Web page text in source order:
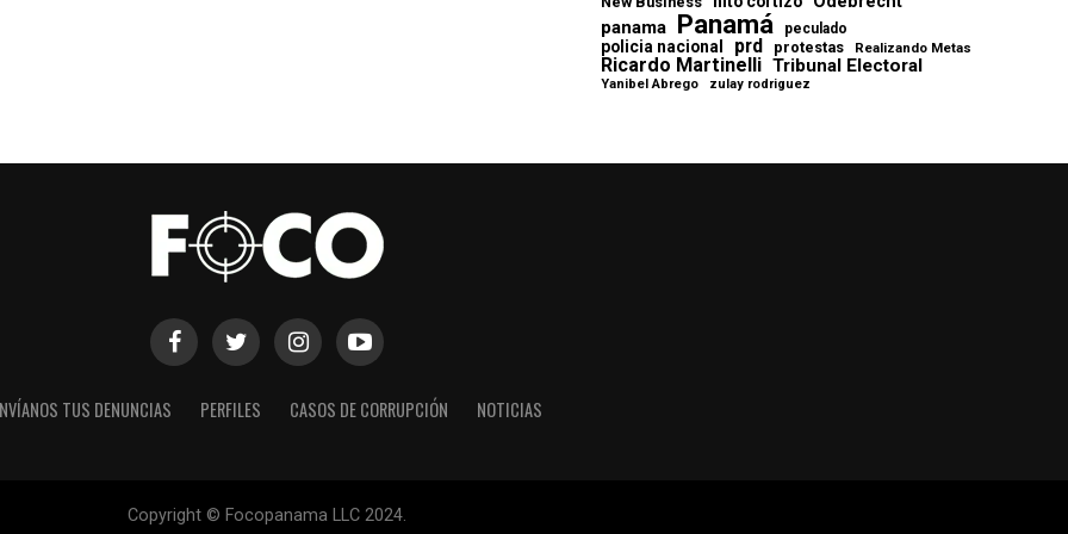
panama Panamá peculado
policia nacional prd protestas Realizando Metas
Ricardo Martinelli Tribunal Electoral
Yanibel Abrego zulay rodriguez
TUS DENUNCIAS PERFILES CASOS DE CORRUPCIÓN NOTICIAS
Copyright © Focopanama LLC 2024.